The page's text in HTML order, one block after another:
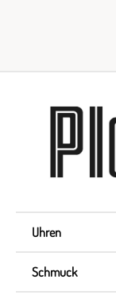
Uhren
Schmuck